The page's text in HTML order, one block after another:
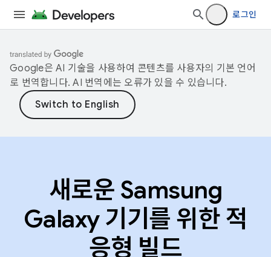
로그인
Google은 AI 기술을 사용하여 콘텐츠를 사용자의 기본 언어
로 번역합니다. AI 번역에는 오류가 있을 수 있습니다.
새로운 Samsung
Galaxy 기기를 위한 적
응형 빌드